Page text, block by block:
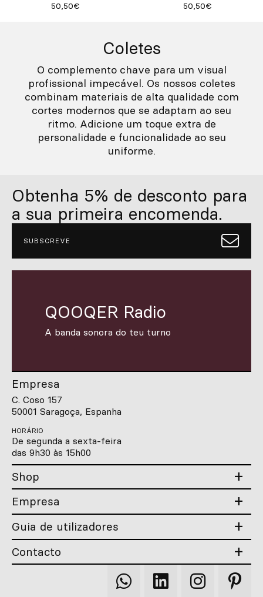
Coletes
O complemento chave para um visual
profissional impecável. Os nossos coletes
combinam materiais de alta qualidade com
cortes modernos que se adaptam ao seu
ritmo. Adicione um toque extra de
personalidade e funcionalidade ao seu
uniforme.
50,50€ 50,50€
Obtenha 5% de desconto para
a sua primeira encomenda.
SUBSCREVE
QOOQER Radio
A banda sonora do teu turno
Empresa
C. Coso 157
50001 Saragoça, Espanha
HORÁRIO
De segunda a sexta-feira
das 9h30 às 15h00
Shop
Empresa
Guia de utilizadores
Contacto
Qooqer
WhatsApp
Qooqer
Linkedin
Qooqer
Instagram
Qooqer